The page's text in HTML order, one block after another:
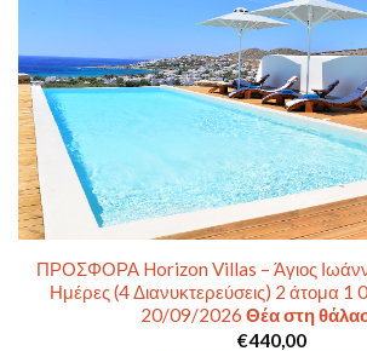
ΠΡΟΣΦΟΡΑ Horizon Villas – Άγιος
Ημέρες (4 Διανυκτερεύσεις) 2 άτομα
20/09/2026 Θέα στη
€440,00